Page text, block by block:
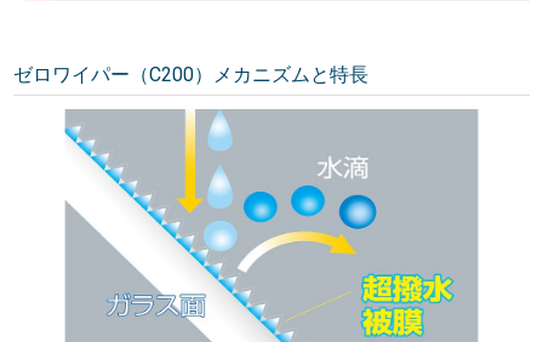
ゼロワイパー（C200）メカニズムと特長